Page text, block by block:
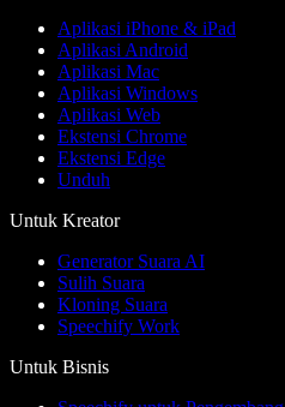
Aplikasi iPhone & iPad
Aplikasi Android
Aplikasi Mac
Aplikasi Windows
Aplikasi Web
Ekstensi Chrome
Ekstensi Edge
Unduh
Untuk Kreator
Generator Suara AI
Sulih Suara
Kloning Suara
Speechify Work
Untuk Bisnis